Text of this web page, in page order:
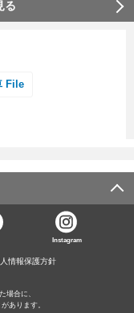
る
File
Instagram
情報保護方針
場合に、
あります。